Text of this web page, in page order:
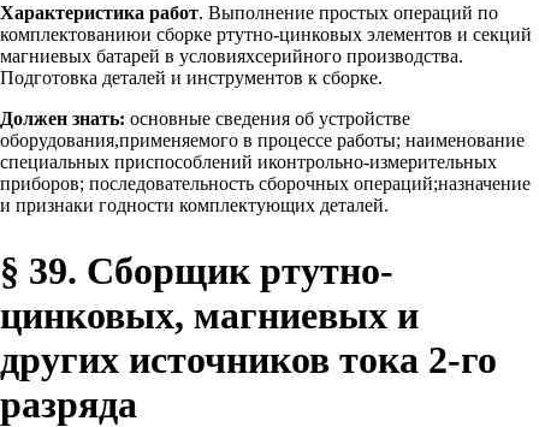
Характеристика работ. Выполнение простых операций по
комплектованиюи сборке ртутно-цинковых элементов и секций
магниевых батарей в условияхсерийного производства.
Подготовка деталей и инструментов к сборке.
Должен знать: основные сведения об устройстве
оборудования,применяемого в процессе работы; наименование
специальных приспособлений иконтрольно-измерительных
приборов; последовательность сборочных операций;назначение
и признаки годности комплектующих деталей.
§ 39. Сборщик ртутно-
цинковых, магниевых и
других источников тока 2-го
разряда